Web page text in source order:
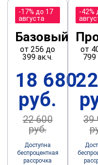
-17% до 17
августа
Базовый
от 256 до
399 ак.ч.
18 680
руб.
22 600
руб.
Доступна
беспроцентная
рассрочка
-42%
от
799
39